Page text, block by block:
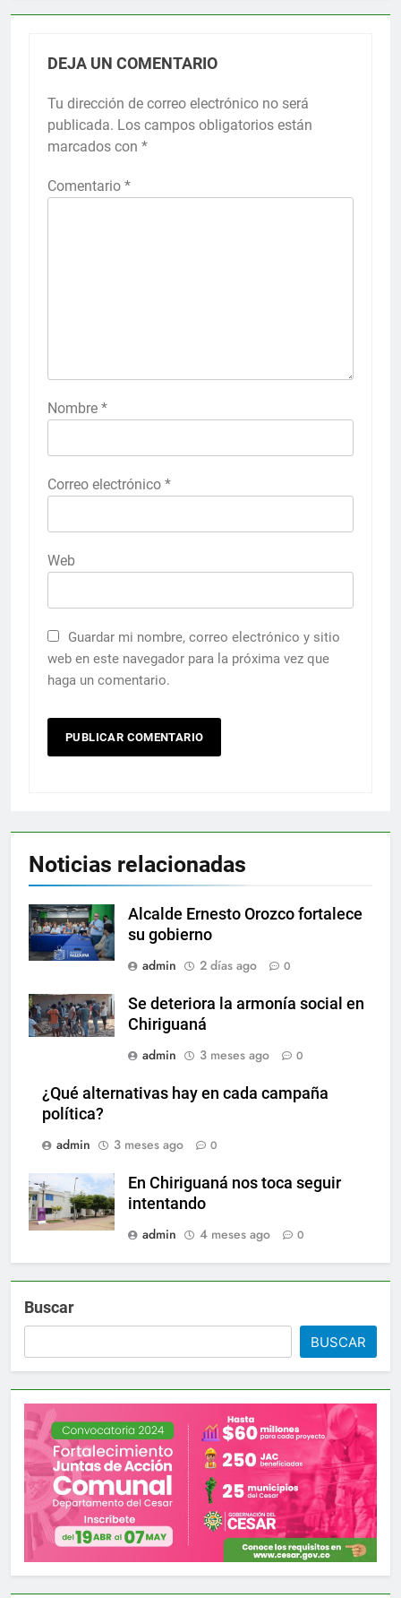
DEJA UN COMENTARIO
Tu dirección de correo electrónico no será
publicada. Los campos obligatorios están
marcados con *
Comentario *
Nombre *
Correo electrónico *
Web
Guardar mi nombre, correo electrónico y sitio
web en este navegador para la próxima vez que
haga un comentario.
Noticias relacionadas
Alcalde Ernesto Orozco fortalece
su gobierno
admin
2 días ago 0
Se deteriora la armonía social en
Chiriguaná
admin
3 meses ago 0
¿Qué alternativas hay en cada campaña
política?
admin
3 meses ago 0
En Chiriguaná nos toca seguir
intentando
admin
4 meses ago 0
Buscar
BUSCAR